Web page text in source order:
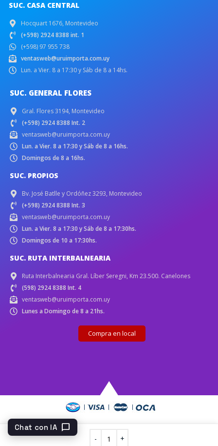
SUC. CASA CENTRAL
Hocquart 1676, Montevideo
(+598) 2924 8388 int. 1
(+598) 97 955 738
ventasweb@uruimporta.com.uy
Lun. a Vier. 8 a 17:30 y Sáb de 8 a 14hs.
SUC. GENERAL FLORES
Gral. Flores 3194, Montevideo
(+598) 2924 8388 Int. 2
ventasweb@uruimporta.com.uy
Lun. a Vier. 8 a 17:30 y Sáb de 8 a 16hs.
Domingos de 8 a 16hs.
SUC. PROPIOS
Bv. José Batlle y Ordóñez 3293, Montevideo
(+598) 2924 8388 Int. 3
ventasweb@uruimporta.com.uy
Lun. a Vier. 8 a 17:30 y Sáb de 8 a 17:30hs.
Domingos de 10 a 17:30hs.
SUC. RUTA INTERBALNEARIA
Ruta Interbalnearia Gral. Líber Seregni, Km 23.500. Canelones
(598) 2924 8388 Int. 4
ventasweb@uruimporta.com.uy
Lunes a Domingo de 8 a 21hs.
Compra en local
Chat con IA chat_bubble